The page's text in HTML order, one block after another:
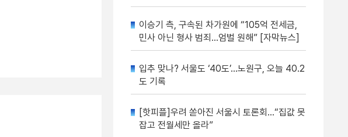
이승기 측, 구속된 차가원에 “105억 전세금,
민사 아닌 형사 범죄…엄벌 원해” [자막뉴스]
입추 맞나? 서울도 ‘40도’…노원구, 오늘 40.2
도 기록
[핫피플]우려 쏟아진 서울시 토론회…“집값 못
잡고 전월세만 올라”